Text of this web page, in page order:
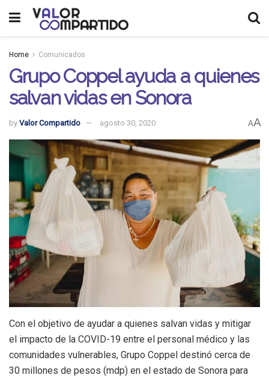
Home Comunicados
Grupo Coppel ayuda a quienes
salvan vidas en Sonora
by Valor Compartido agosto 30, 2020 AA
Con el objetivo de ayudar a quienes salvan vidas y mitigar
el impacto de la COVID-19 entre el personal médico y las
comunidades vulnerables, Grupo Coppel destinó cerca de
30 millones de pesos (mdp) en el estado de Sonora para